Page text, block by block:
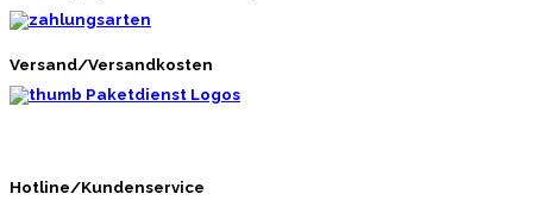
Versand/Versandkosten
Hotline/Kundenservice